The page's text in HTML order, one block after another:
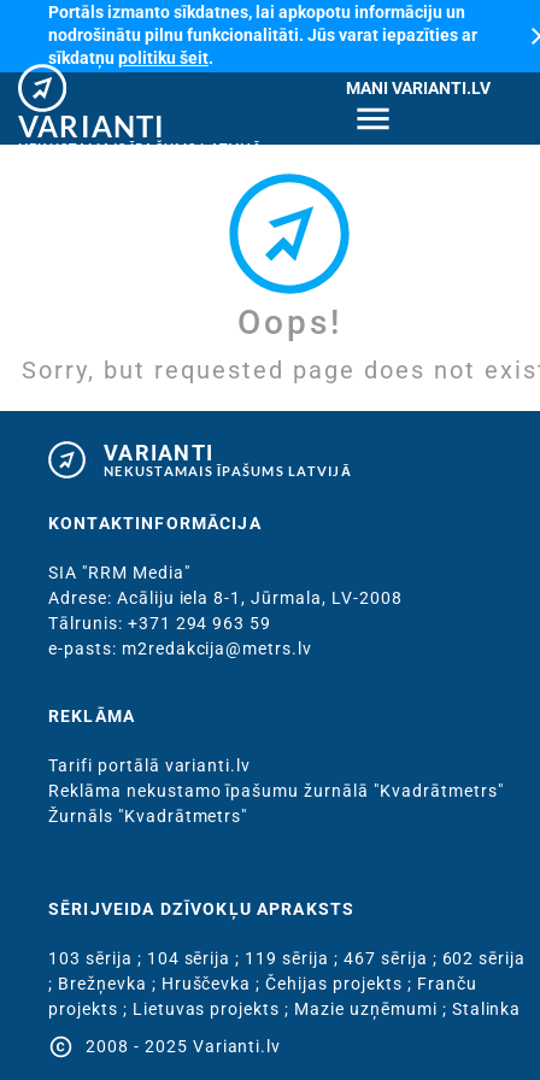
Portāls izmanto sīkdatnes, lai apkopotu informāciju un
nodrošinātu pilnu funkcionalitāti. Jūs varat iepazīties ar
sīkdatņupolitiku šeit.
VARIANTI
NEKUSTAMAIS ĪPAŠUMS LATVIJĀ
MANI VARIANTI.LV
menu
Oops!
Sorry, but requested page does not
VARIANTI
NEKUSTAMAIS ĪPAŠUMS LATVIJĀ
KONTAKTINFORMĀCIJA
SIA "RRM Media"
Adrese: Acāliju iela 8-1, Jūrmala, LV-2008
Тālrunis: +371 294 963 59
e-pasts: m2redakcija@metrs.lv
REKLĀMA
Tarifi portālā varianti.lv
Reklāma nekustamo īpašumu žurnālā "Kvadrātmetrs"
Žurnāls "Kvadrātmetrs"
SĒRIJVEIDA DZĪVOKĻU APRAKSTS
103 sērija ; 104 sērija ; 119 sērija ; 467 sērija ; 602 sērija
; Brežņevka ; Hruščevka ;Čehijas projekts ; Franču
projekts ; Lietuvas projekts ; Mazie uzņēmumi ; Stalinka
copyright 2008 - 2025 Varianti.lv